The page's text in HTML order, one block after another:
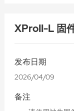
XProII-L 固
发布日期
2026/04/09
备注